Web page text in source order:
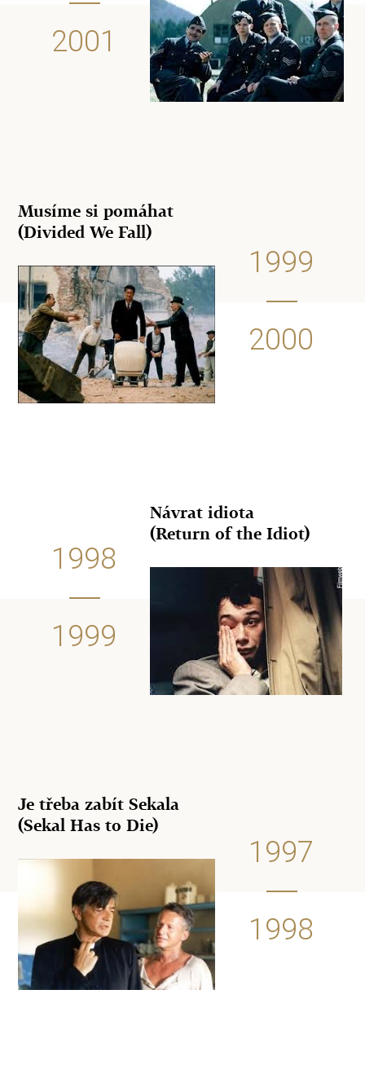
2001
Musíme si pomáhat
(Divided We Fall)
1999
2000
Návrat idiota
(Return of the Idiot)
1998
1999
Je třeba zabít Sekala
(Sekal Has to Die)
1997
1998